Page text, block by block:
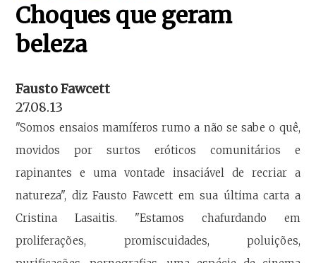
Choques que geram
beleza
Fausto Fawcett
27.08.13
"Somos ensaios mamíferos rumo a não se sabe o quê,
movidos por surtos eróticos comunitários e
rapinantes e uma vontade insaciável de recriar a
natureza", diz Fausto Fawcett em sua última carta a
Cristina Lasaitis. "Estamos chafurdando em
proliferações, promiscuidades, poluições,